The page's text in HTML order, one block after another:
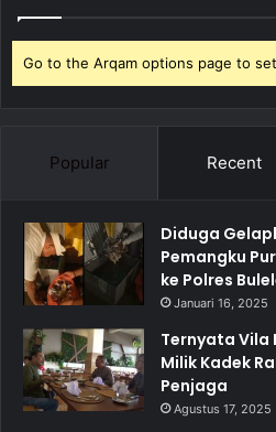
Go to the Arqam options page to
Popular Recent
Diduga
Pemangku
ke Polres
Januari 16, 2025
Ternyata Vila
Milik Kadek
Penjaga
Agustus 17, 2025